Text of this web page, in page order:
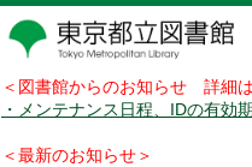
＜図書館からのお知らせ 詳細
・メンテナンス日程、IDの有効
＜最新のお知らせ＞